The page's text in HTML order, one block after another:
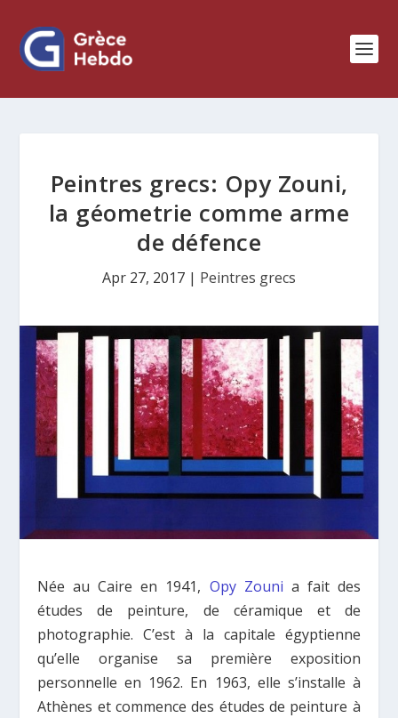
Peintres grecs: Opy Zouni,
la géometrie comme arme
de défence
Apr 27, 2017 | Peintres grecs
Née au Caire en 1941, Opy Zouni a fait des
études de peinture, de céramique et de
photographie. C’est à la capitale égyptienne
qu’elle organise sa première exposition
personnelle en 1962. En 1963, elle s’installe à
Athènes et commence des études de peinture à